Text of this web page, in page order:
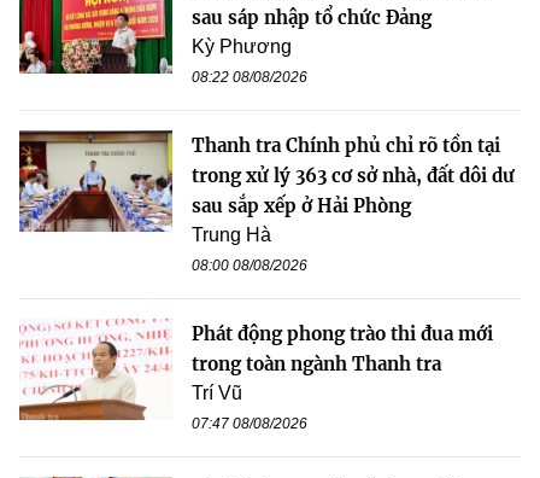
sau sáp nhập tổ chức Đảng
Kỳ Phương
08:22 08/08/2026
Thanh tra Chính phủ chỉ rõ tồn tại
trong xử lý 363 cơ sở nhà, đất dôi dư
sau sắp xếp ở Hải Phòng
Trung Hà
08:00 08/08/2026
Phát động phong trào thi đua mới
trong toàn ngành Thanh tra
Trí Vũ
07:47 08/08/2026